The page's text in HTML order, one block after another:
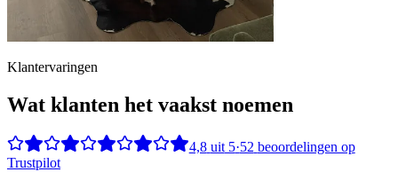
Klantervaringen
Wat klanten het vaakst noemen
4,8 uit5·52 beoordelingen op
Trustpilot